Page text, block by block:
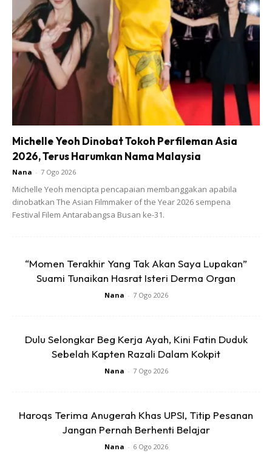
Ads
limau tu kena buang biji dulu ye.klu tidak pahit nnti…
Caranya.
Michelle Yeoh Dinobat Tokoh Perfileman Asia
2026, Terus Harumkan Nama Malaysia
Nana - 7 Ogo 2026
Michelle Yeoh mencipta pencapaian membanggakan apabila
dinobatkan The Asian Filmmaker of the Year 2026 sempena
Festival Filem Antarabangsa Busan ke-31.
“Momen Terakhir Yang Tak Akan Saya Lupakan”
Suami Tunaikan Hasrat Isteri Derma Organ
Nana - 7 Ogo 2026
Dulu Selongkar Beg Kerja Ayah, Kini Fatin Duduk
Sebelah Kapten Razali Dalam Kokpit
Nana - 7 Ogo 2026
Haroqs Terima Anugerah Khas UPSI, Titip Pesanan
Jangan Pernah Berhenti Belajar
Nana - 6 Ogo 2026